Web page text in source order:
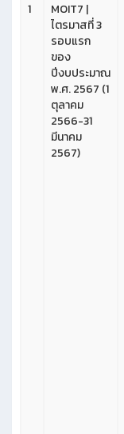
1
MOIT7 |
ไตรมาสที่ 3
รอบแรก
ของ
ปีงบประมาณ
พ.ศ. 2567 (1
ตุลาคม
2566-31
มีนาคม
2567)